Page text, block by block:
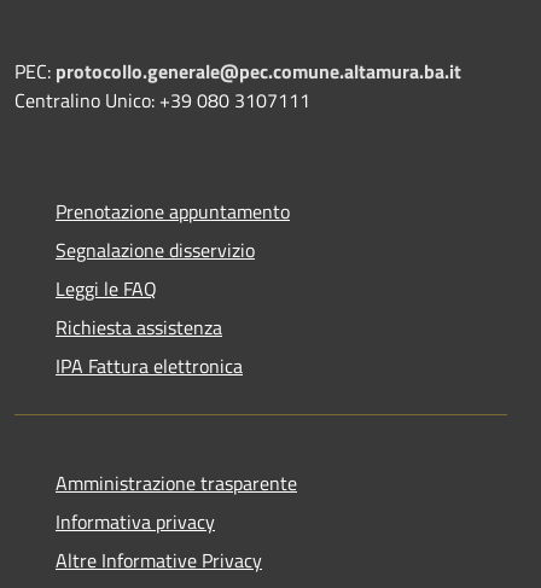
PEC: protocollo.generale@pec.comune.altamura.ba.it
Centralino Unico: +39 080 3107111
Prenotazione appuntamento
Segnalazione disservizio
Leggi le FAQ
Richiesta assistenza
IPA Fattura elettronica
Amministrazione trasparente
Informativa privacy
Altre Informative Privacy